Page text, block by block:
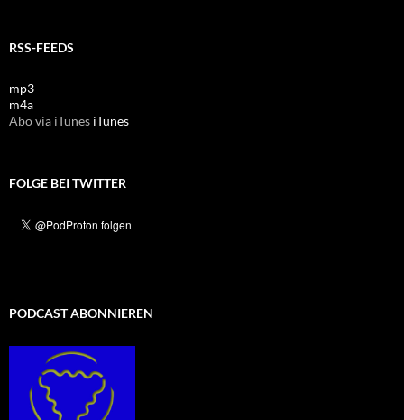
RSS-FEEDS
mp3
m4a
Abo via iTunes iTunes
FOLGE BEI TWITTER
PODCAST ABONNIEREN